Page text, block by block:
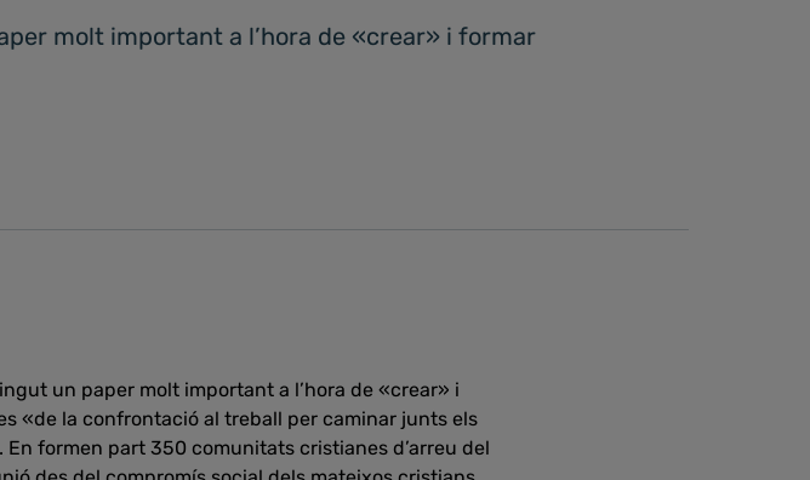
molt important a l’hora de «crear» i formar
un paper molt important a l’hora de «crear» i
«de la confrontació al treball per caminar junts els
formen part 350 comunitats cristianes d’arreu del